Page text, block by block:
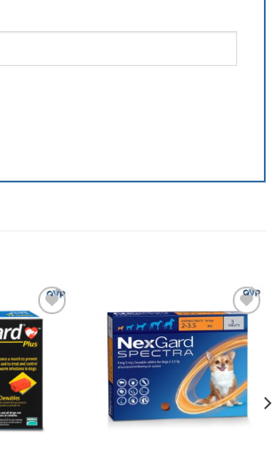
ADD TO
WISHLIST
ADD TO
WISHLIST